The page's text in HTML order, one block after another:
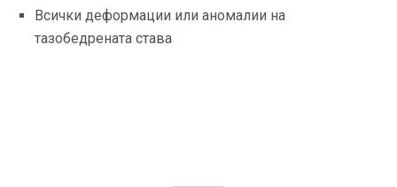
Всички деформации или аномалии на
тазобедрената става